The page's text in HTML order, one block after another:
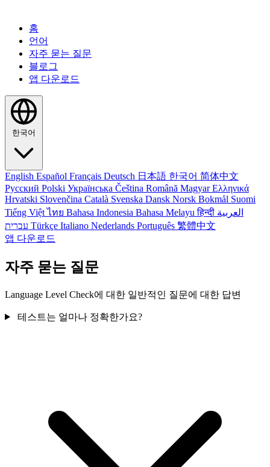
홈
언어
자주 묻는 질문
블로그
앱 다운로드
한국어
English Español Français Deutsch 日本語 한국어 简体中文
Русский Polski Українська Čeština Română MagyarΕλληνικά
Hrvatski Slovenčina Català Svenska Dansk Norsk Bokmål Suomi
Tiếng Việtไทย Bahasa Indonesia Bahasa Melayuहिन्दी العربية
Türkçe Italiano Nederlands Português 繁體中文
앱 다운로드
자주 묻는 질문
Language Level Check에 대한 일반적인 질문에 대한 답변
테스트는 얼마나 정확한가요?